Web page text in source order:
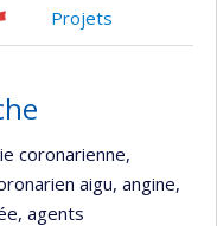
Projets
coronarienne,
aigu, angine,
agents